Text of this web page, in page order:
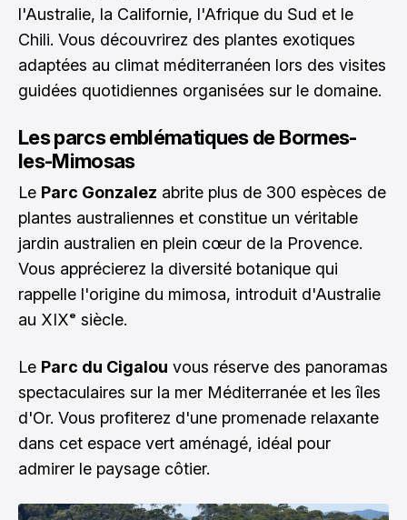
l'Australie, la Californie, l'Afrique du Sud et le
Chili. Vous découvrirez des plantes exotiques
adaptées au climat méditerranéen lors des visites
guidées quotidiennes organisées sur le domaine.
Les parcs emblématiques de Bormes-
les-Mimosas
Le Parc Gonzalez abrite plus de 300 espèces de
plantes australiennes et constitue un véritable
jardin australien en plein cœur de la Provence.
Vous apprécierez la diversité botanique qui
rappelle l'origine du mimosa, introduit d'Australie
au XIXᵉ siècle.
Le Parc du Cigalou vous réserve des panoramas
spectaculaires sur la mer Méditerranée et les îles
d'Or. Vous profiterez d'une promenade relaxante
dans cet espace vert aménagé, idéal pour
admirer le paysage côtier.